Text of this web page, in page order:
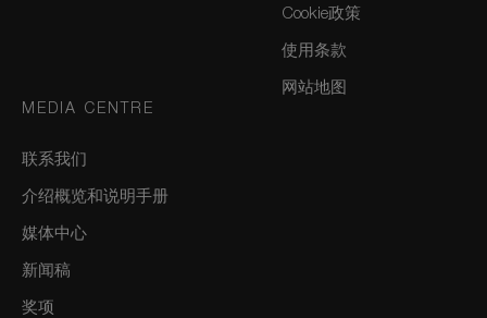
Cookie政策
使用条款
网站地图
MEDIA CENTRE
联系我们
介绍概览和说明手册
媒体中心
新闻稿
奖项